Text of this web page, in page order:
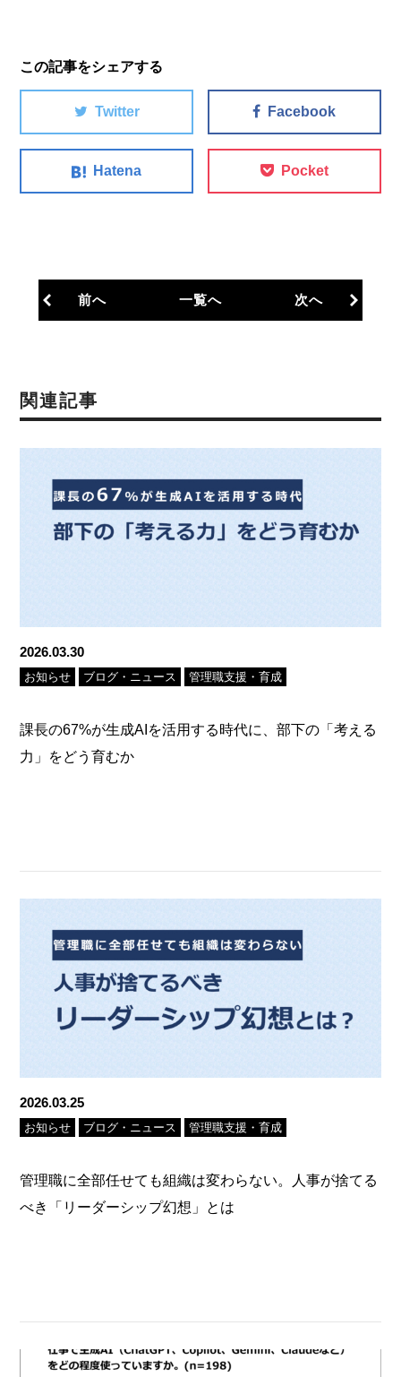
この記事をシェアする
Twitter Facebook
Hatena Pocket
前へ 一覧へ 次へ
関連記事
2026.03.30
課長の67%が生成AIを活用する時代に、部下の「考える
力」をどう育むか
お知らせ ブログ・ニュース 管理職支援・育成
2026.03.25
管理職に全部任せても組織は変わらない。人事が捨てる
べき「リーダーシップ幻想」とは
お知らせ ブログ・ニュース 管理職支援・育成